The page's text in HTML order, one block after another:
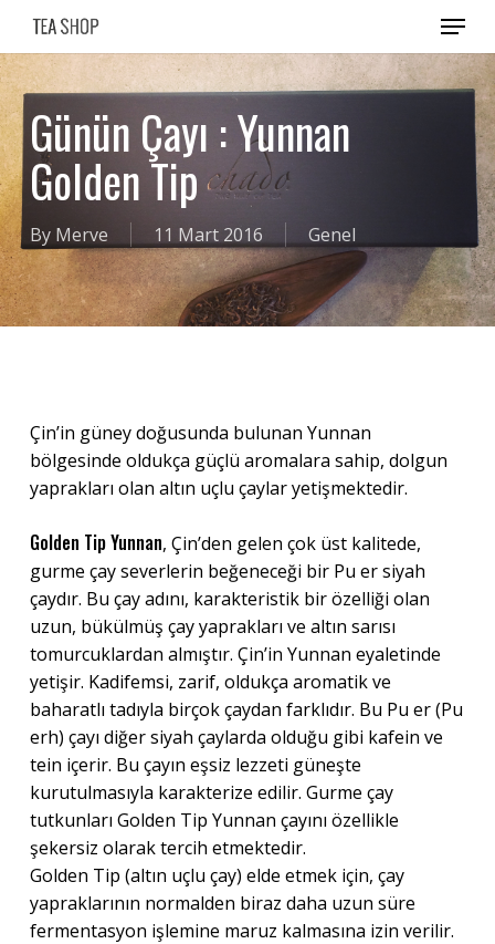
Skip
main
content
Menu
Günün Çayı : Yunnan
Golden Tip
By Merve 11 Mart 2016 Genel
Çin’in güney doğusunda bulunan Yunnan
bölgesinde oldukça güçlü aromalara sahip, dolgun
yaprakları olan altın uçlu çaylar yetişmektedir.
Golden Tip Yunnan, Çin’den gelen çok üst kalitede,
gurme çay severlerin beğeneceği bir Pu er siyah
çaydır. Bu çay adını, karakteristik bir özelliği olan
uzun, bükülmüş çay yaprakları ve altın sarısı
tomurcuklardan almıştır. Çin’in Yunnan eyaletinde
yetişir. Kadifemsi, zarif, oldukça aromatik ve
baharatlı tadıyla birçok çaydan farklıdır. Bu Pu er (Pu
erh) çayı diğer siyah çaylarda olduğu gibi kafein ve
tein içerir. Bu çayın eşsiz lezzeti güneşte
kurutulmasıyla karakterize edilir. Gurme çay
tutkunları Golden Tip Yunnan çayını özellikle
şekersiz olarak tercih etmektedir.
Golden Tip (altın uçlu çay) elde etmek için, çay
yapraklarının normalden biraz daha uzun süre
fermentasyon işlemine maruz kalmasına izin verilir.